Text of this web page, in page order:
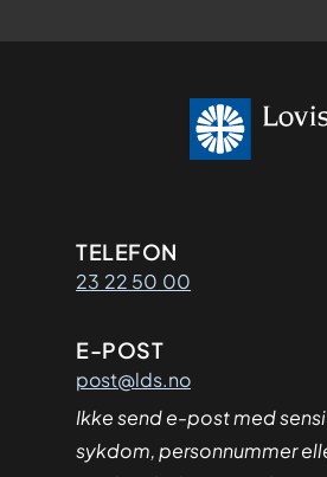
TELEFON
23 22 50 00
E-POST
post@lds.no
Ikke send e-post med
sykdom, personnummer